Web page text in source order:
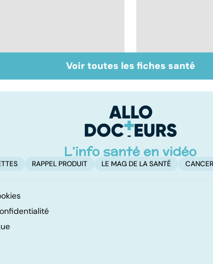
Le sperme : son
odeur, sa couleur, sa
Faire du
domicile,
Voir toutes les fiches santé
RAPPEL PRODUIT LE MAG DE LA SANTÉ CANCER